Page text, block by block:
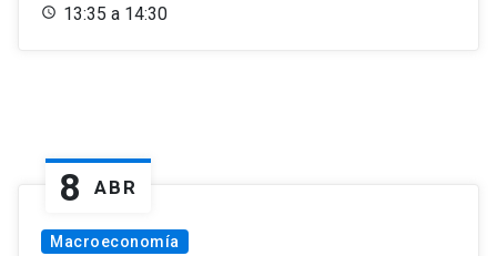
13:35 a 14:30
8 ABR
Macroeconomía